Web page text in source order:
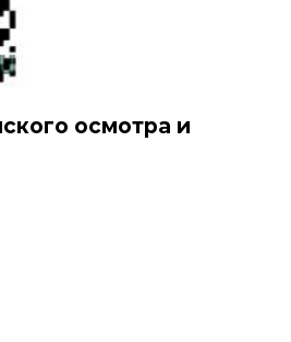
осмотра и